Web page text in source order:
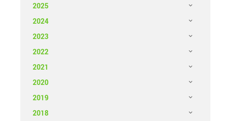
2025
2024
2023
2022
2021
2020
2019
2018